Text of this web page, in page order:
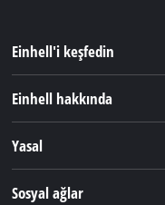
Einhell'i keşfedin
Hizmetler
Einhell hakkında
Yasal
Sosyal ağlar